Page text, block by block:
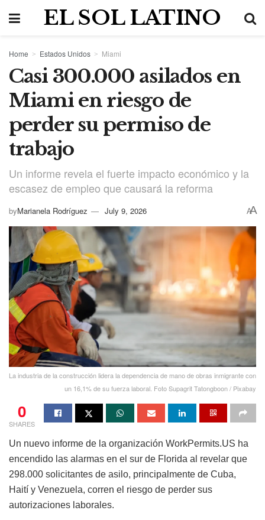
EL SOL LATINO
Home Estados Unidos Miami
Casi 300.000 asilados en
Miami en riesgo de
perder su permiso de
trabajo
Un informe revela el fuerte impacto económico y la
escasez de empleo que causará la reforma
byMarianela Rodríguez July 9, 2026 AA
La industria de la construcción lidera la dependencia de mano de obras inmigrante con
un 16,1% de su fuerza laboral. Foto Supagrit Tatongboon / Pixabay
0
SHARES
Un nuevo informe de la organización WorkPermits.US ha
encendido las alarmas en el sur de Florida al revelar que
298.000 solicitantes de asilo, principalmente de Cuba,
Haití y Venezuela, corren el riesgo de perder sus
autorizaciones laborales.